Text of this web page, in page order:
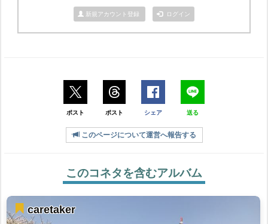
新規アカウント登録 ログイン
ポスト ポスト シェア 送る
このページについて運営へ報告する
このコネタを含むアルバム
caretaker